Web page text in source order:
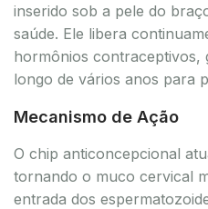
inserido sob a pele do
saúde. Ele libera
hormônios contraceptivos,
longo de vários anos para
Mecanismo de Ação
O chip anticoncepcional
tornando o muco cervical
entrada dos